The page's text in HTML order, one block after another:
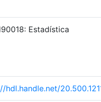
Estadística
hdl.handle.net/